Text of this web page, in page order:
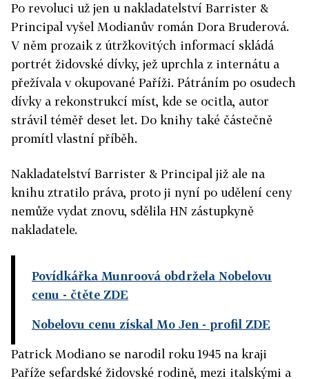
Po revoluci už jen u nakladatelství Barrister &
Principal vyšel Modianův román Dora Bruderová.
V něm prozaik z útržkovitých informací skládá
portrét židovské dívky, jež uprchla z internátu a
přežívala v okupované Paříži. Pátráním po osudech
dívky a rekonstrukcí míst, kde se ocitla, autor
strávil téměř deset let. Do knihy také částečně
promítl vlastní příběh.
Nakladatelství Barrister & Principal již ale na
knihu ztratilo práva, proto ji nyní po udělení ceny
nemůže vydat znovu, sdělila HN zástupkyně
nakladatele.
Povídkářka Munroová obdržela Nobelovu
cenu - čtěte ZDE
Nobelovu cenu získal Mo Jen - profil ZDE
Patrick Modiano se narodil roku 1945 na kraji
Paříže sefardské židovské rodině, mezi italskými a